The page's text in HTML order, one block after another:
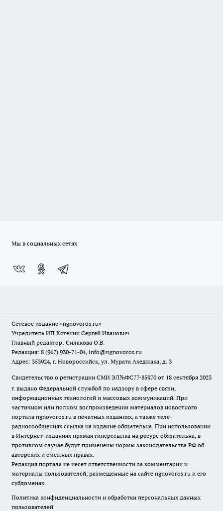
Мы в социальных сетях
Сетевое издание «ngnovoros.ru»
Учредитель ИП Кстенин Сергей Иванович
Главный редактор: Силакова О.В.
Редакция: 8 (967) 930-71-04, info@ngnovoros.ru
Адрес: 353924, г. Новороссийск, ул. Мурата Ахеджака, д. 3
Свидетельство о регистрации СМИ ЭЛ№ФС77-85970 от 18 сентября 2023
г. выдано Федеральной службой по надзору в сфере связи,
информационных технологий и массовых коммуникаций. При
частичном или полном воспроизведении материалов новостного
портала ngnovoros.ru в печатных изданиях, а также теле-
радиосообщениях ссылка на издание обязательна. При использовании
в Интернет-изданиях прямая гиперссылка на ресурс обязательна, в
противном случае будут применены нормы законодательства РФ об
авторских и смежных правах.
Редакция портала не несет ответственности за комментарии и
материалы пользователей, размещенные на сайте ngnovoros.ru и его
субдоменах.
Политика конфиденциальности и обработки персональных данных
пользователей